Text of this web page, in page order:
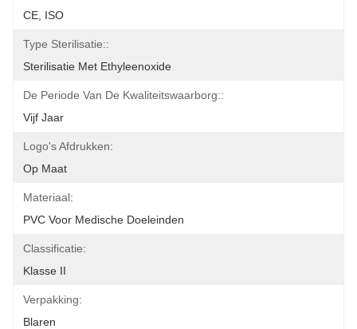
CE, ISO
Type Sterilisatie::
Sterilisatie Met Ethyleenoxide
De Periode Van De Kwaliteitswaarborg::
Vijf Jaar
Logo's Afdrukken:
Op Maat
Materiaal:
PVC Voor Medische Doeleinden
Classificatie:
Klasse II
Verpakking:
Blaren